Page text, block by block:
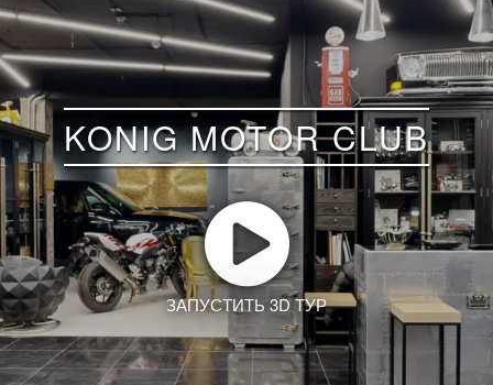
KONIG MOTOR CLUB
ЗАПУСТИТЬ 3D ТУР